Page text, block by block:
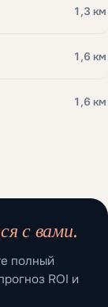
1,3 км
1,6 км
1,6 км
с вами.
полный
ROI и